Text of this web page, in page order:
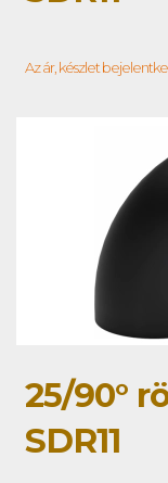
Az ár, készlet
25/90°
SDR11